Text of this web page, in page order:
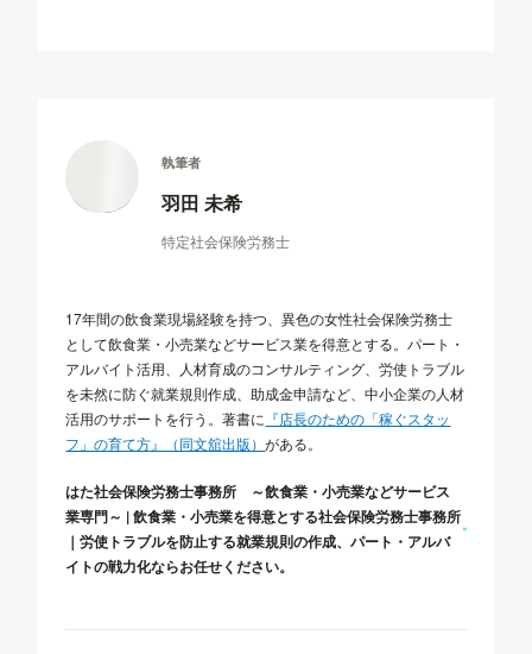
執筆者
羽田 未希
特定社会保険労務士
17年間の飲食業現場経験を持つ、異色の女性社会保険労務士
として飲食業・小売業などサービス業を得意とする。パート・
アルバイト活用、人材育成のコンサルティング、労使トラブル
を未然に防ぐ就業規則作成、助成金申請など、中小企業の人材
活用のサポートを行う。著書に 『店長のための「稼ぐスタッ
フ」の育て方』（同文舘出版）がある。
はた社会保険労務士事務所 ～飲食業・小売業などサービス
業専門～ | 飲食業・小売業を得意とする社会保険労務士事務所
｜労使トラブルを防止する就業規則の作成、パート・アルバ
イトの戦力化ならお任せください。